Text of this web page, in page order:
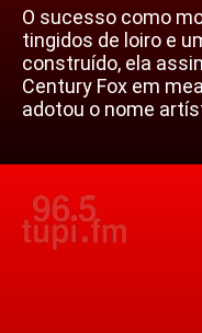
O sucesso como
tingidos de loiro e
construído, ela
Century Fox em
adotou o nome